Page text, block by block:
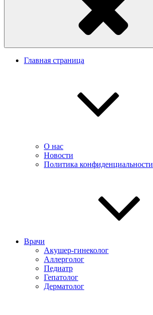
Главная страница
О нас
Новости
Политика конфиденциальности
Врачи
Акушер-гинеколог
Аллерголог
Педиатр
Гепатолог
Дерматолог